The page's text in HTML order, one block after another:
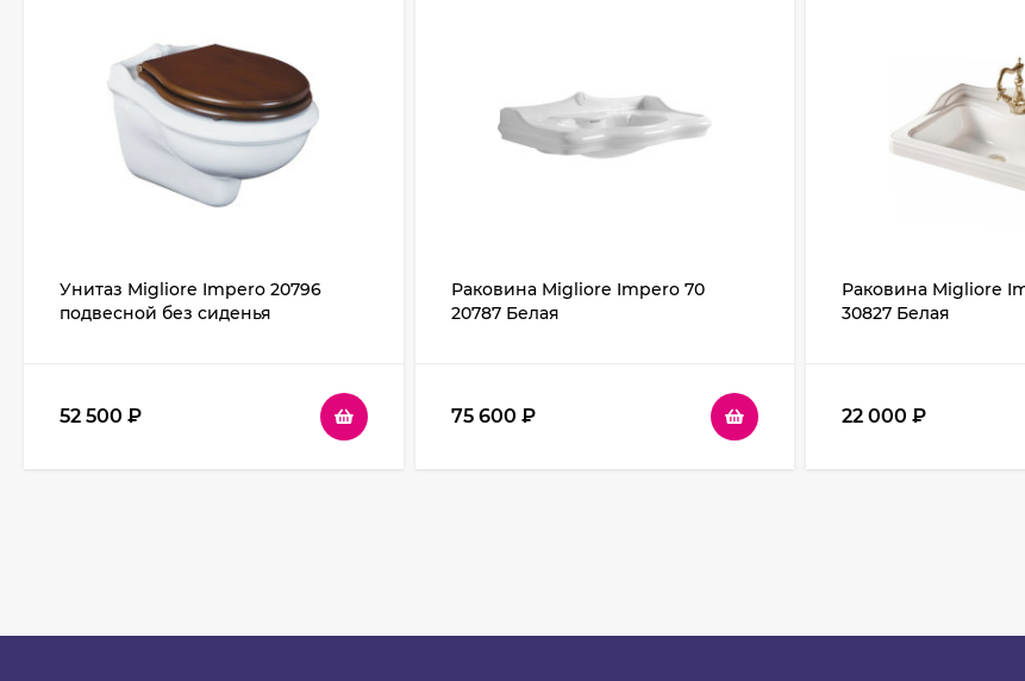
Унитаз Migliore Impero 20796
подвесной без сиденья
52 500 ₽
Раковина Migliore Impero 70
20787 Белая
75 600 ₽
Раковина Migliore
30827 Белая
22 000 ₽